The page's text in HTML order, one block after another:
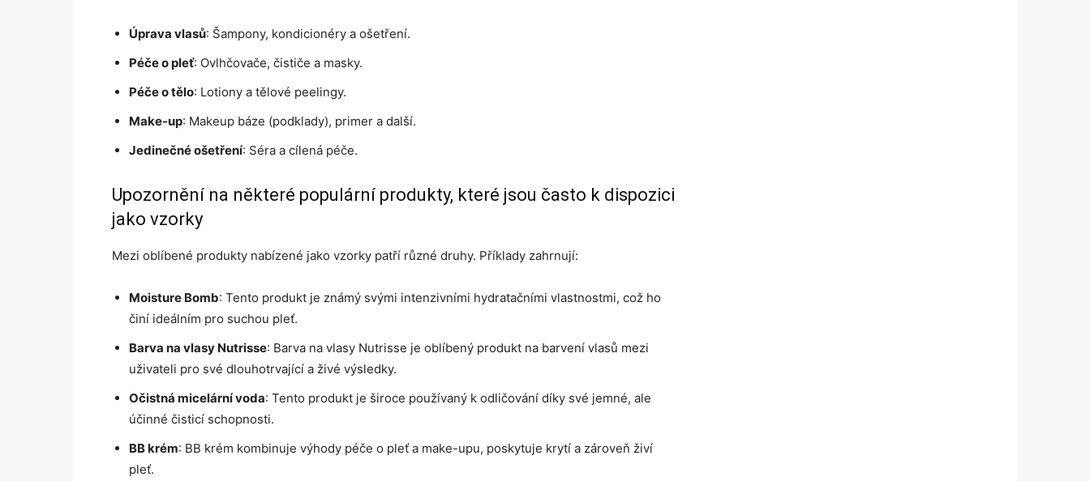
Úprava vlasů: Šampony, kondicionéry a ošetření.
Péče o pleť: Ovlhčovače, čističe a masky.
Péče o tělo: Lotiony a tělové peelingy.
Make-up: Makeup báze (podklady), primer a další.
Jedinečné ošetření: Séra a cílená péče.
Upozornění na některé populární produkty, které jsou často k dispozici
jako vzorky
Mezi oblíbené produkty nabízené jako vzorky patří různé druhy. Příklady zahrnují:
Moisture Bomb: Tento produkt je známý svými intenzivními hydratačními vlastnostmi, což ho
činí ideálním pro suchou pleť.
Barva na vlasy Nutrisse: Barva na vlasy Nutrisse je oblíbený produkt na barvení vlasů mezi
uživateli pro své dlouhotrvající a živé výsledky.
Očistná micelární voda: Tento produkt je široce používaný k odličování díky své jemné, ale
účinné čisticí schopnosti.
BB krém: BB krém kombinuje výhody péče o pleť a make-upu, poskytuje krytí a zároveň živí
pleť.